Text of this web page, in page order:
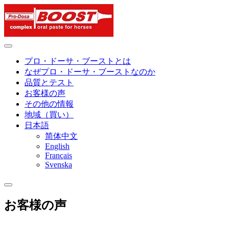
to
content
プロ・ドーサ・ブーストとは
なぜプロ・ドーサ・ブーストなのか
品質とテスト
お客様の声
その他の情報
地域（買い）
日本語
简体中文
English
Français
Svenska
お客様の声